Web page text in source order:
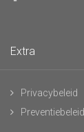
Extra
Privacybeleid
Preventiebeleid